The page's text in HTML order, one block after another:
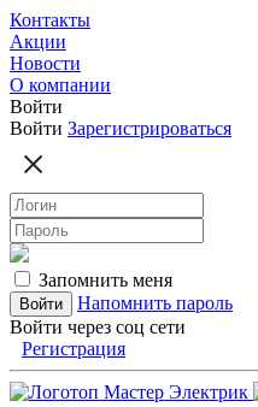
Контакты
Акции
Новости
О компании
Войти
Войти Зарегистрироваться
Запомнить меня
Напомнить пароль
Войти через соц сети
Регистрация